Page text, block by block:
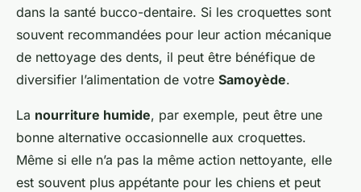
dans la santé bucco-dentaire. Si les croquettes sont
souvent recommandées pour leur action mécanique
de nettoyage des dents, il peut être bénéfique de
diversifier l’alimentation de votre Samoyède.
La nourriture humide, par exemple, peut être une
bonne alternative occasionnelle aux croquettes.
Même si elle n’a pas la même action nettoyante, elle
est souvent plus appétante pour les chiens et peut